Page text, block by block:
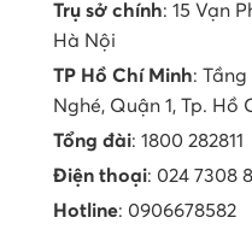
Trụ sở chính: 15 Vạn
Hà Nội
TP Hồ Chí Minh:
Nghé, Quận 1, Tp. Hồ
Tổng đài: 1800 282811
Điện thoại: 024 7308
Hotline: 0906678582